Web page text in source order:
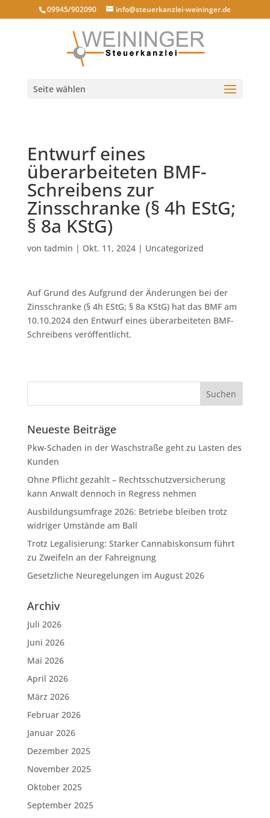
09945/902090 info@steuerkanzlei-weininger.de
Seite wählen
Entwurf eines
überarbeiteten BMF-
Schreibens zur
Zinsschranke (§ 4h EStG;
§ 8a KStG)
von tadmin | Okt. 11, 2024| Uncategorized
Auf Grund des Aufgrund der Änderungen bei der
Zinsschranke (§ 4h EStG; § 8a KStG) hat das BMF am
10.10.2024 den Entwurf eines überarbeiteten BMF-
Schreibens veröffentlicht.
Neueste Beiträge
Pkw-Schaden in der Waschstraße geht zu Lasten des
Kunden
Ohne Pflicht gezahlt – Rechtsschutzversicherung
kann Anwalt dennoch in Regress nehmen
Ausbildungsumfrage 2026: Betriebe bleiben trotz
widriger Umstände am Ball
Trotz Legalisierung: Starker Cannabiskonsum führt
zu Zweifeln an der Fahreignung
Gesetzliche Neuregelungen im August 2026
Archiv
Juli 2026
Juni 2026
Mai 2026
April 2026
März 2026
Februar 2026
Januar 2026
Dezember 2025
November 2025
Oktober 2025
September 2025